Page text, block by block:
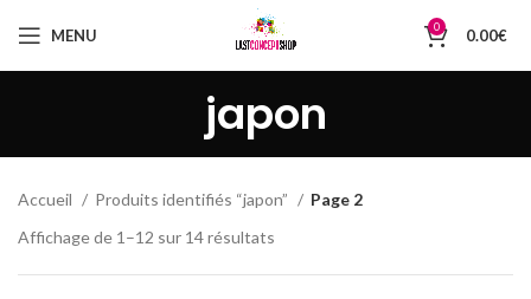
MENU 0 0.00€
japon
Accueil Produits identifiés “japon”
Page 2
Affichage de 1–12 sur 14 résultats